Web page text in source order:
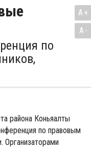
по
A+
A-
района Коньяалты
по правовым
Организаторами